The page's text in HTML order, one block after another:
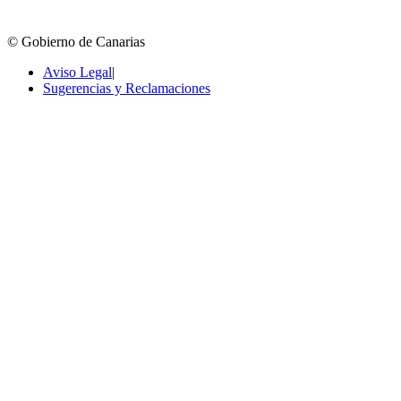
© Gobierno de Canarias
Aviso Legal|
Sugerencias y Reclamaciones